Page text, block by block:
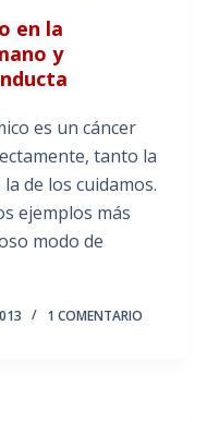
en la
y
es un cáncer
tanto la
de los cuidamos.
ejemplos más
modo de
1 COMENTARIO